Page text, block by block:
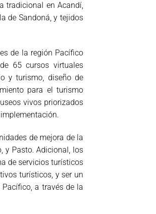
tradicional en Acandí,
de Sandoná, y tejidos
de la región Pacífico
65 cursos virtuales
y turismo, diseño de
para el turismo
vivos priorizados
de mejora de la
y Pasto. Adicional, los
de servicios turísticos
turísticos, y ser un
a través de la